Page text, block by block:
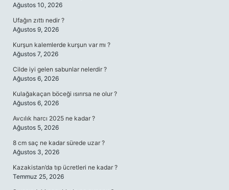
Ağustos 10, 2026
Ufağın zıttı nedir ?
Ağustos 9, 2026
Kurşun kalemlerde kurşun var mı ?
Ağustos 7, 2026
Cilde iyi gelen sabunlar nelerdir ?
Ağustos 6, 2026
Kulağakaçan böceği ısırırsa ne olur ?
Ağustos 6, 2026
Avcılık harcı 2025 ne kadar ?
Ağustos 5, 2026
8 cm saç ne kadar sürede uzar ?
Ağustos 3, 2026
Kazakistan’da tıp ücretleri ne kadar ?
Temmuz 25, 2026